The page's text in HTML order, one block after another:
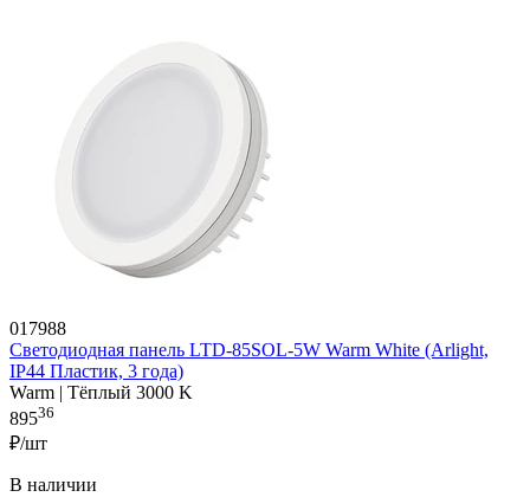
017988
Светодиодная панель LTD-85SOL-5W Warm White (Arlight,
IP44 Пластик, 3 года)
Warm | Тёплый 3000 K
89536
₽/шт
В наличии